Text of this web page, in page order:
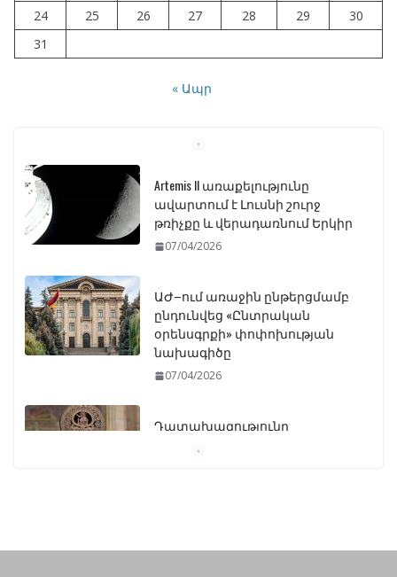
24
25 26 27 28 29
30
31
« Ապր
Artemis II առաքելությունը
ավարտում է Լուսնի շուրջ
թռիչքը և վերադառնում Երկիր
07/04/2026
ԱԺ–ում առաջին ընթերցմամբ
ընդունվեց «Ընտրական
օրենսգրքի» փոփոխության
նախագիծը
07/04/2026
Դատախազությունը